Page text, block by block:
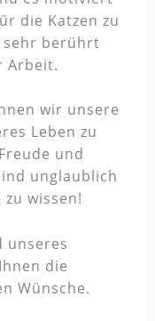
die Katzen zu
sehr berührt
Arbeit.
wir unsere
Leben zu
und
unglaublich
wissen!
unseres
die
Wünsche.